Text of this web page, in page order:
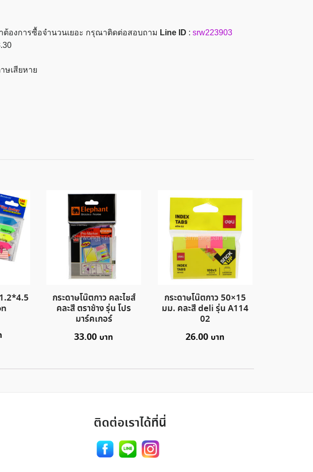
ต้องการซื้อจำนวนเยอะ กรุณาติดต่อสอบถาม Line ID : srw223903
ษเสียหาย
กระดาษโน๊ตกาว คละไซส์
คละสี ตราช้าง รุ่น โปร
มาร์คเกอร์
33.00
กระดาษโน๊ตกาว 50×15
มม. คละสี deli รุ่น A114
02
26.00
ติดต่อเราได้ที่นี่